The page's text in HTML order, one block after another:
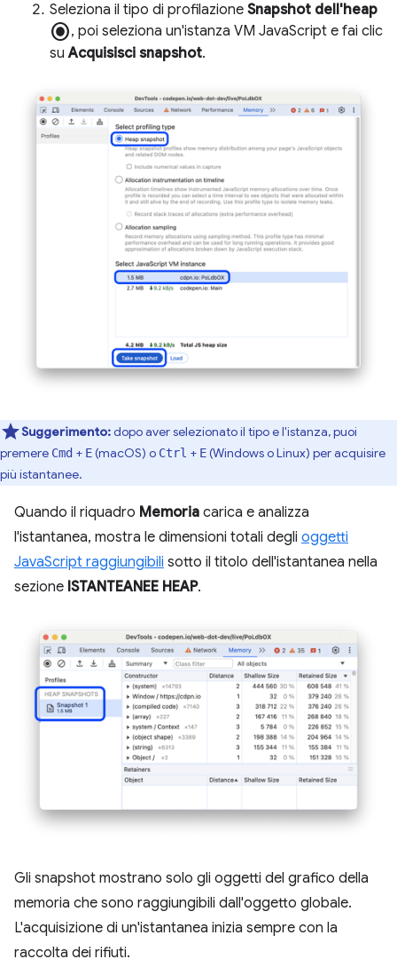
Seleziona il tipo di profilazione Snapshot dell'heap
radio_button_checked, poi seleziona un'istanza VM JavaScript e fai clic
suAcquisisci snapshot.
Suggerimento:dopo aver selezionato il tipo e l'istanza, puoi
premere Cmd + E(macOS) o Ctrl + E(Windows o Linux) per acquisire
più istantanee.
Quando il riquadro Memoria carica e analizza
l'istantanea, mostra le dimensioni totali degli oggetti
JavaScript raggiungibili sotto il titolo dell'istantanea nella
sezione ISTANTEANEE HEAP.
Gli snapshot mostrano solo gli oggetti del grafico della
memoria che sono raggiungibili dall'oggetto globale.
L'acquisizione di un'istantanea inizia sempre con la
raccolta dei rifiuti.